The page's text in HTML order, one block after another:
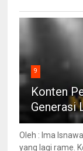
9
Konten
Generasi
Oleh : Ima
yang lagi rame.